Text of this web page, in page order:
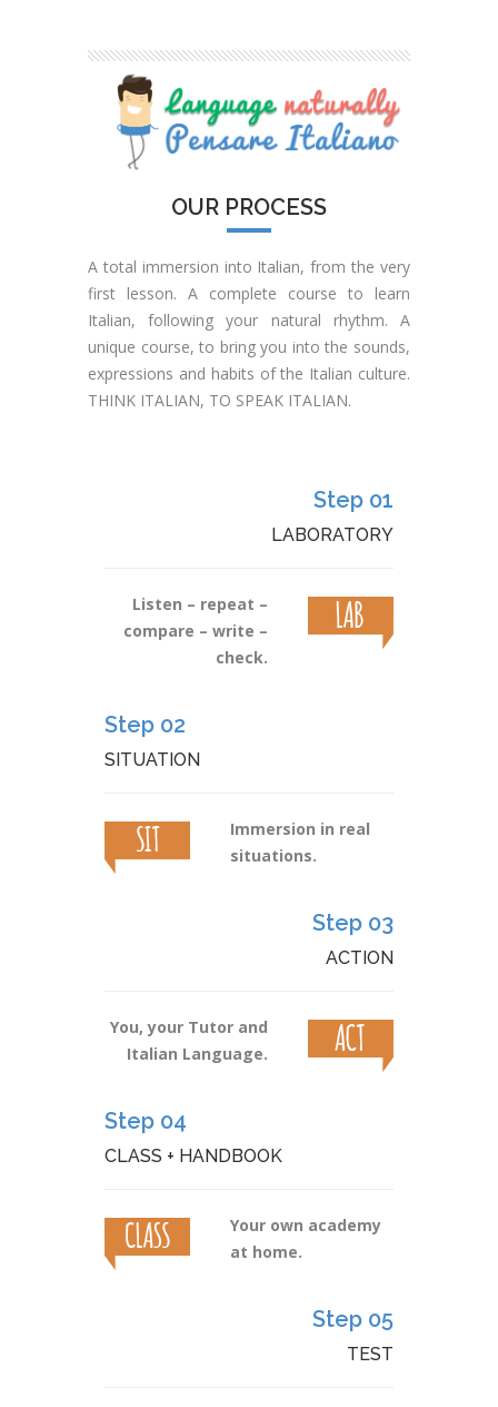
OUR PROCESS
A total immersion into Italian, from the very
first lesson. A complete course to learn
Italian, following your natural rhythm. A
unique course, to bring you into the sounds,
expressions and habits of the Italian culture.
THINK ITALIAN, TO SPEAK ITALIAN.
Step 01
LABORATORY
Listen – repeat –
compare – write –
check.
Step 02
SITUATION
Immersion in real
situations.
Step 03
ACTION
You, your Tutor and
Italian Language.
Step 04
CLASS + HANDBOOK
Your own academy
at home.
Step 05
TEST